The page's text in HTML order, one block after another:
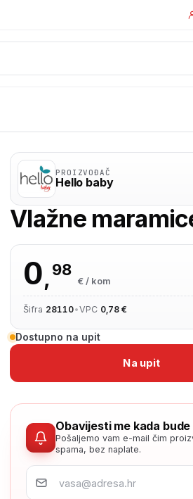
PROIZVOĐAČ
Hello baby
Vlažne
0,98
€ / kom
Šifra 28110•VPC 0,78 €
Dostupno na upit
Na upit
Obavijesti me kada
Pošaljemo vam e-mail čim
spama, bez naplate.